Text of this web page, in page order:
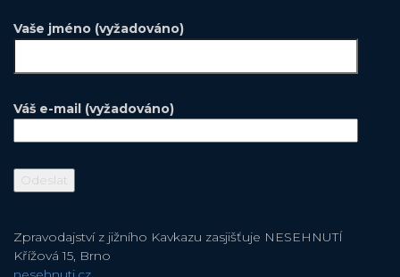
Vaše jméno (vyžadováno)
Váš e-mail (vyžadováno)
Zpravodajství z jižního Kavkazu zasjišťuje NESEHNUTÍ
Křížová 15, Brno